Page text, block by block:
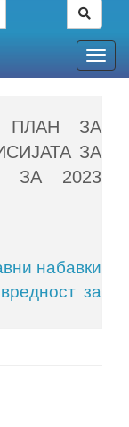
ПЛАН ЗА
ЗА
ЗА 2023
набавки
за